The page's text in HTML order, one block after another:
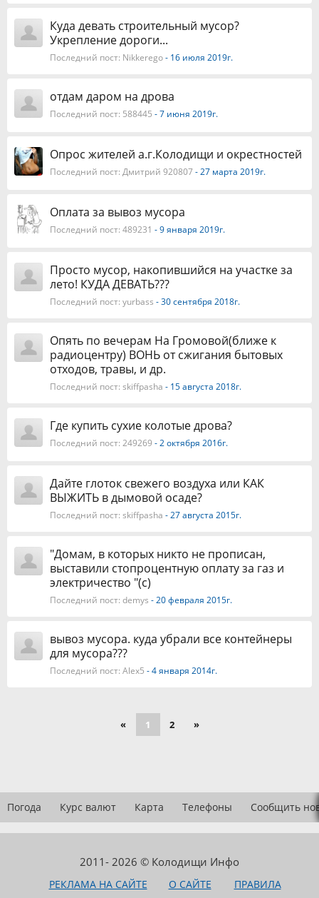
Куда девать строительный мусор?
Укрепление дороги...
Последний пост: Nikkerego- 16 июля 2019г.
отдам даром на дрова
Последний пост: 588445 - 7 июня 2019г.
Опрос жителей а.г.Колодищи и окрестностей
Последний пост: Дмитрий 920807- 27 марта 2019г.
Оплата за вывоз мусора
Последний пост: 489231 - 9 января 2019г.
Просто мусор, накопившийся на участке за
лето! КУДА ДЕВАТЬ???
Последний пост: yurbass - 30 сентября 2018г.
Опять по вечерам На Громовой(ближе к
радиоцентру) ВОНЬ от сжигания бытовых
отходов, травы, и др.
Последний пост: skiffpasha - 15 августа 2018г.
Где купить сухие колотые дрова?
Последний пост: 249269 - 2 октября 2016г.
Дайте глоток свежего воздуха или КАК
ВЫЖИТЬ в дымовой осаде?
Последний пост: skiffpasha - 27 августа 2015г.
"Домам, в которых никто не прописан,
выставили стопроцентную оплату за газ и
электричество "(с)
Последний пост: demys - 20 февраля 2015г.
вывоз мусора. куда убрали все контейнеры
для мусора???
Последний пост: Alex5 - 4 января 2014г.
« 1 2 »
Погода Курс валют Карта Телефоны Сообщить
2011- 2026 © Колодищи Инфо
РЕКЛАМА НА САЙТЕ О САЙТЕ ПРАВИЛА